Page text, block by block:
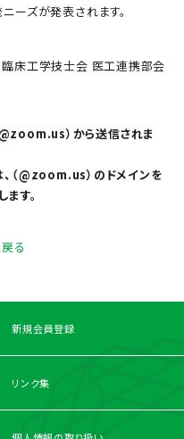
ーズが発表されます。
工学技士会 医工連携部会
）から送信されま
（@zoom.us）のドメインを
す。
る
新規会員登録
リンク集